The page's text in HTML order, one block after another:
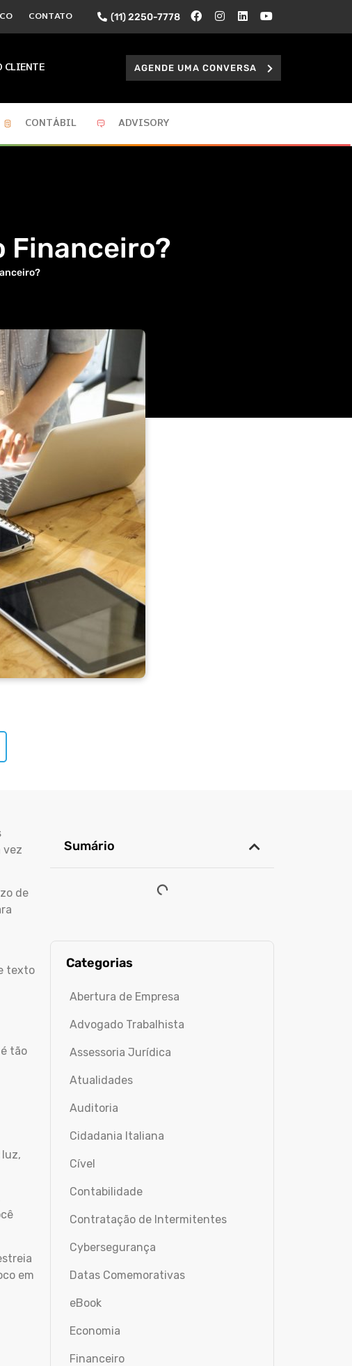
CONTATO (11) 2250-7778
CLIENTE AGENDE UMA CONVERSA
CONTÁBIL ADVISORY
Financeiro?
vez
de
texto
tão
em
Sumário
Categorias
Abertura de Empresa
Advogado Trabalhista
Assessoria Jurídica
Atualidades
Auditoria
Cidadania Italiana
Cível
Contabilidade
Contratação de Intermitentes
Cybersegurança
Datas Comemorativas
eBook
Economia
Financeiro